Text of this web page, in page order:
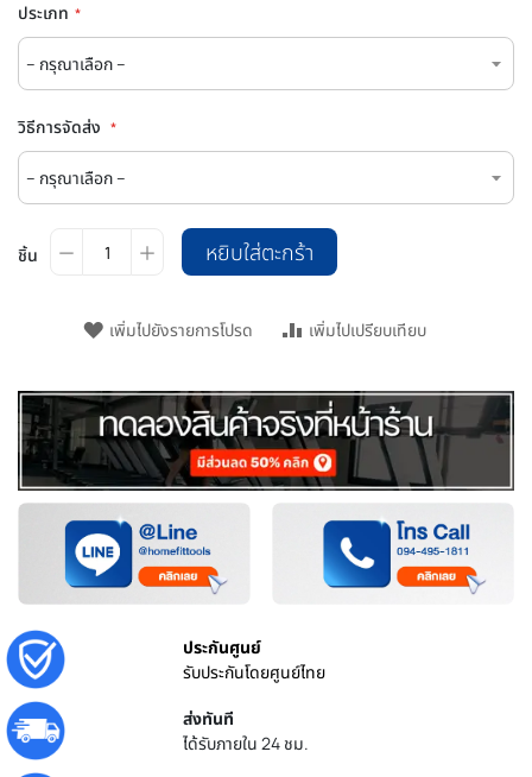
ประเภท
วิธีการจัดส่ง
ชิ้น หยิบใส่ตะกร้า
เพิ่มไปยังรายการโปรด เพิ่มไปเปรียบเทียบ
ประกันศูนย์
รับประกันโดยศูนย์ไทย
ส่งทันที
ได้รับภายใน 24 ชม.